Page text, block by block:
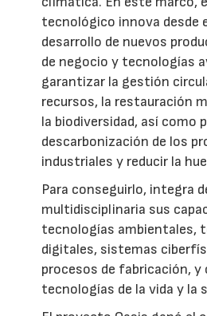
tecnológico innova desde
desarrollo de nuevos
de negocio y tecnologías
garantizar la gestión
recursos, la restauración
la biodiversidad, así como
descarbonización de los
industriales y reducir la
Para conseguirlo, integra
multidisciplinaria sus
tecnologías ambientales,
digitales, sistemas
procesos de fabricación, y
tecnologías de la vida y la